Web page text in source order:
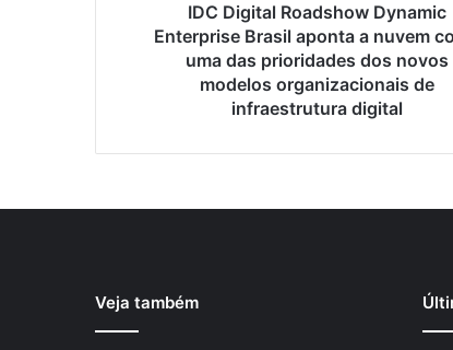
IDC Digital Roadshow Dynamic
Enterprise Brasil aponta a nuvem
uma das prioridades dos novos
modelos organizacionais de
infraestrutura digital
Veja também